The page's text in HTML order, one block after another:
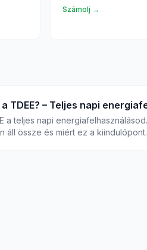
Számolj →
a TDEE? – Teljes napi
a teljes napi
áll össze és miért ez a